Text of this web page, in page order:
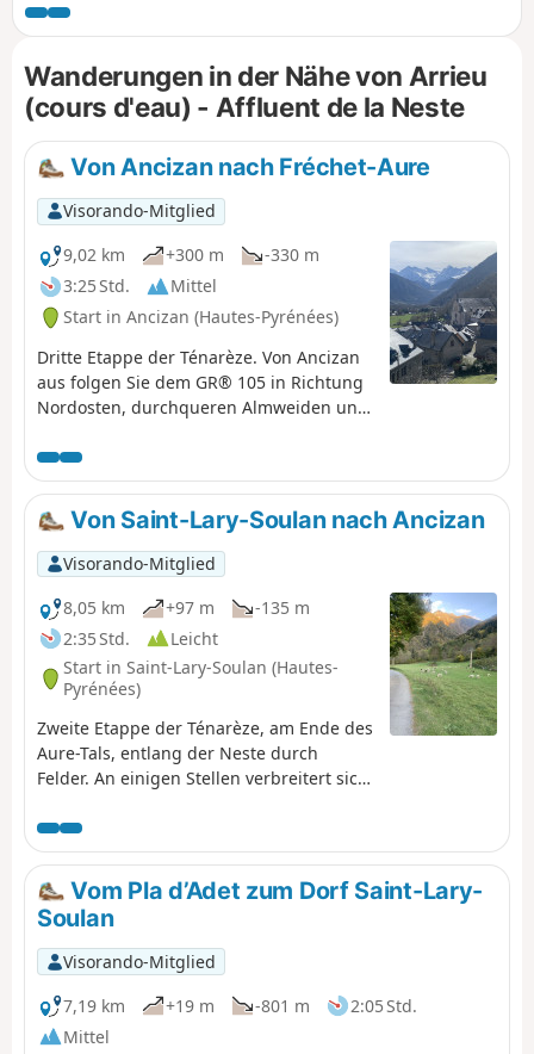
einem historischen Bergbau-Erbe.
Anschließend nehmen Sie einen Weg in
Richtung Ilhet, der entlang der alten
Eisenbahnstrecke verläuft, einem
industriellen Relikt, das der Wanderung
einen Hauch von Nostalgie verleiht. Die
Wanderung führt weiter bis nach
Wanderungen in der Nähe von Arrieu
(cours d'eau) - Affluent de la Neste
Von Ancizan nach Fréchet-Aure
Visorando-Mitglied
9,02 km
+300 m
-330 m
3:25 Std.
Mittel
Start in Ancizan (Hautes-Pyrénées)
Dritte Etappe der Ténarèze. Von Ancizan
aus folgen Sie dem GR® 105 in Richtung
Nordosten, durchqueren Almweiden und
Midi de Bigorre. Nach Cadéac führt der
Weg nach Arreau, der ehemaligen
Hauptstadt des Vallée d'Aure. Nehmen
Sie dann die alte (stillgelegte)
Eisenbahnstrecke, einen flachen, von
Farnen gesäumten Weg, bis nach
Fréchet-Aure. Dieses Dorf, das zu den
„schönsten Dörfern Frankreichs” zählt,
bietet einen Panoramablick auf die
Pyrenäen und ein gut erhaltenes
pastorales Erbe.
Von Saint-Lary-Soulan nach Ancizan
Visorando-Mitglied
8,05 km
+97 m
-135 m
2:35 Std.
Leicht
Start in Saint-Lary-Soulan (Hautes-
Pyrénées)
Zweite Etappe der Ténarèze, am Ende des
Aure-Tals, entlang der Neste durch
Felder. An einigen Stellen verbreitert sich
Triftwegs erkennen, insbesondere in der
Nähe der Fußgängerbrücke von La
Nourde. Friedliche Strecke, die durch
mehrere kleine ländliche Dörfer führt, die
auf einer Ebene liegen, die sich ideal zum
Ausruhen der Herden vor dem Aufstieg in
die Sommerweiden eignet.
Vom Pla d’Adet zum Dorf Saint-Lary-
Soulan
Visorando-Mitglied
7,19 km
+19 m -801 m
2:05 Std.
Mittel